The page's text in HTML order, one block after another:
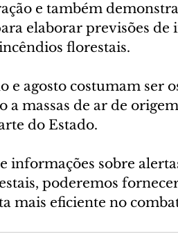
e também
elaborar previsões de
florestais.
e agosto costumam ser
a massas de ar de
do Estado.
informações sobre
poderemos
mais eficiente no